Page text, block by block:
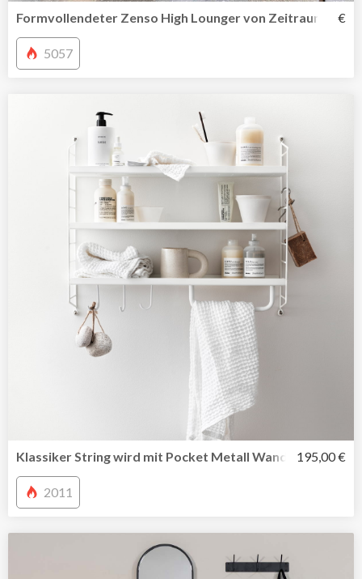
Formvollendeter Zenso High Lounger von Zeitraum €
5057
Klassiker String wird mit Pocket Metall Wandregal in
195,00 €
2011